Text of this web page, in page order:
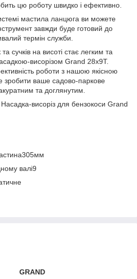
цю роботу швидко і ефективно.
мастила ланцюга ви можете
завжди буде готовий до
термін служби.
сучків на висоті стає легким та
висорізом Grand 28x9T.
роботи з нашою якісною
ваше садово-паркове
та доглянутим.
висоріз для бензокоси Grand
валі9
GRAND